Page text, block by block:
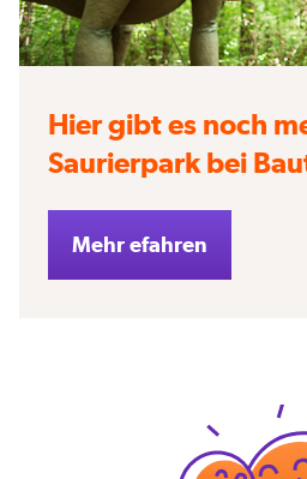
Hier gibt es noch
Saurierpark bei
Mehr efahren